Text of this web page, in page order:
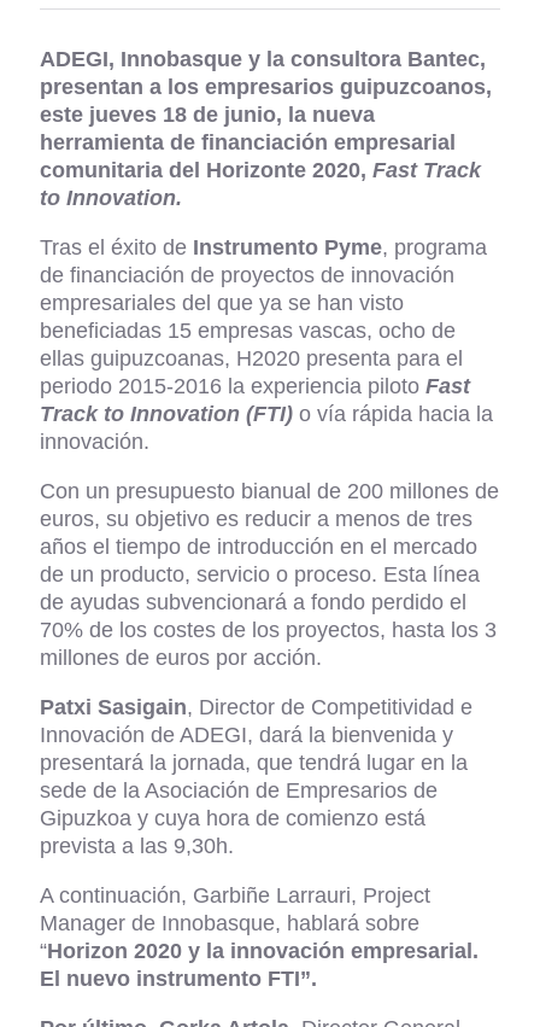
ADEGI, Innobasque y la consultora Bantec,
presentan a los empresarios guipuzcoanos,
este jueves 18 de junio, la nueva
herramienta de financiación empresarial
comunitaria del Horizonte 2020, Fast Track
to Innovation.
Tras el éxito de Instrumento Pyme, programa
de financiación de proyectos de innovación
empresariales del que ya se han visto
beneficiadas 15 empresas vascas, ocho de
ellas guipuzcoanas, H2020 presenta para el
periodo 2015-2016 la experiencia piloto Fast
Track to Innovation (FTI) o vía rápida hacia la
innovación.
Con un presupuesto bianual de 200 millones de
euros, su objetivo es reducir a menos de tres
años el tiempo de introducción en el mercado
de un producto, servicio o proceso. Esta línea
de ayudas subvencionará a fondo perdido el
70% de los costes de los proyectos, hasta los 3
millones de euros por acción.
Patxi Sasigain, Director de Competitividad e
Innovación de ADEGI, dará la bienvenida y
presentará la jornada, que tendrá lugar en la
sede de la Asociación de Empresarios de
Gipuzkoa y cuya hora de comienzo está
prevista a las 9,30h.
A continuación, Garbiñe Larrauri, Project
Manager de Innobasque, hablará sobre
“Horizon 2020 y la innovación empresarial.
El nuevo instrumento FTI”.